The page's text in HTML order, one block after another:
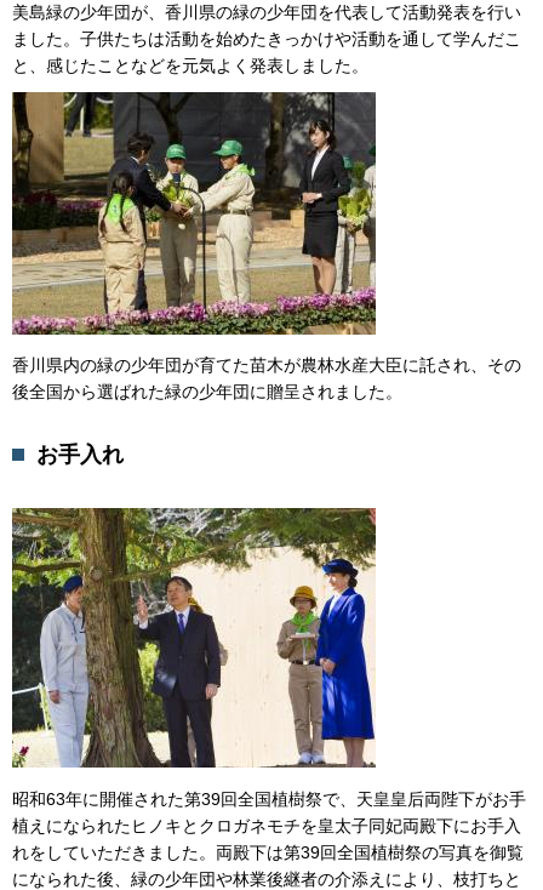
美島緑の少年団が、香川県の緑の少年団を代表して活動発表を行い
ました。子供たちは活動を始めたきっかけや活動を通して学んだこ
と、感じたことなどを元気よく発表しました。
香川県内の緑の少年団が育てた苗木が農林水産大臣に託され、その
後全国から選ばれた緑の少年団に贈呈されました。
お手入れ
昭和63年に開催された第39回全国植樹祭で、天皇皇后両陛下がお手
植えになられたヒノキとクロガネモチを皇太子同妃両殿下にお手入
れをしていただきました。両殿下は第39回全国植樹祭の写真を御覧
になられた後、緑の少年団や林業後継者の介添えにより、枝打ちと